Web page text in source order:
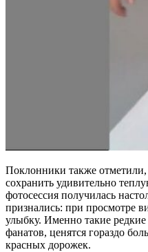
Поклонники также
сохранить удивительно
фотосессия получилась
признались: при просмотре
улыбку. Именно такие
фанатов, ценятся гораздо
красных дорожек.